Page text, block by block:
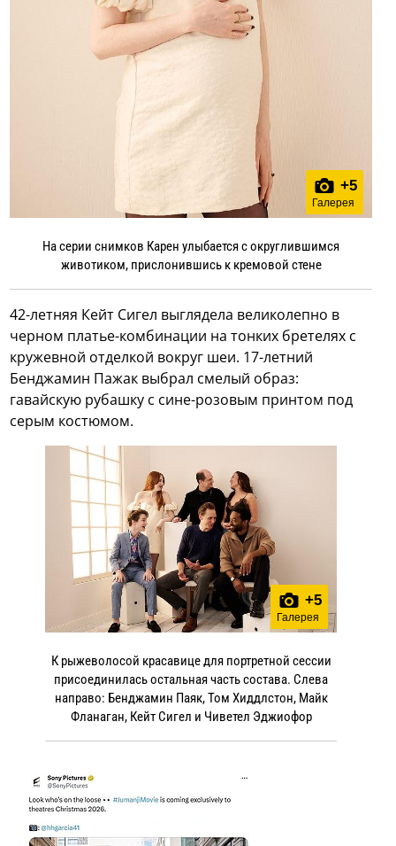
+5
Галерея
На серии снимков Карен улыбается с округлившимся
животиком, прислонившись к кремовой стене
42-летняя Кейт Сигел выглядела великолепно в
черном платье-комбинации на тонких бретелях с
кружевной отделкой вокруг шеи. 17-летний
Бенджамин Пажак выбрал смелый образ:
гавайскую рубашку с сине-розовым принтом под
серым костюмом.
+5
Галерея
К рыжеволосой красавице для портретной сессии
присоединилась остальная часть состава. Слева
направо: Бенджамин Паяк, Том Хиддлстон, Майк
Фланаган, Кейт Сигел и Чиветел Эджиофор